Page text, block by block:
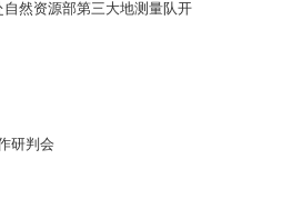
然资源部第三大地测量队开
研判会